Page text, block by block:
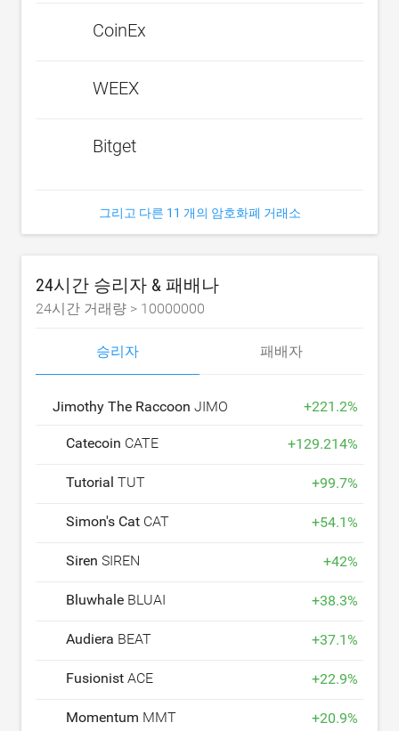
CoinEx
WEEX
Bitget
그리고 다른 11 개의 암호화폐 거래소
24시간 승리자 & 패배나
24시간 거래량 > 10000000
승리자 패배자
Jimothy The Raccoon JIMOTHY +221.2%
Catecoin CATE +129.214%
Tutorial TUT +99.7%
Simon's Cat CAT +54.1%
Siren SIREN +42%
Bluwhale BLUAI +38.3%
Audiera BEAT +37.1%
Fusionist ACE +22.9%
Momentum MMT +20.9%